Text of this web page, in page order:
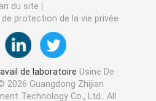
de laboratoire
du site
protection de la vie privée
de laboratoire Usine De
2026 Guangdong Zhijian
Technology Co., Ltd.. All